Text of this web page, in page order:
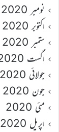
نومبر 2020
اکتوبر 2020
ستمبر 2020
اگست 2020
جولائی 2020
جون 2020
مئی 2020
اپریل 2020